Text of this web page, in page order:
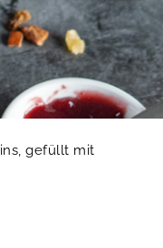
gefüllt mit